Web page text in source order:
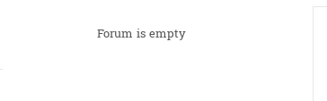
Forum is empty